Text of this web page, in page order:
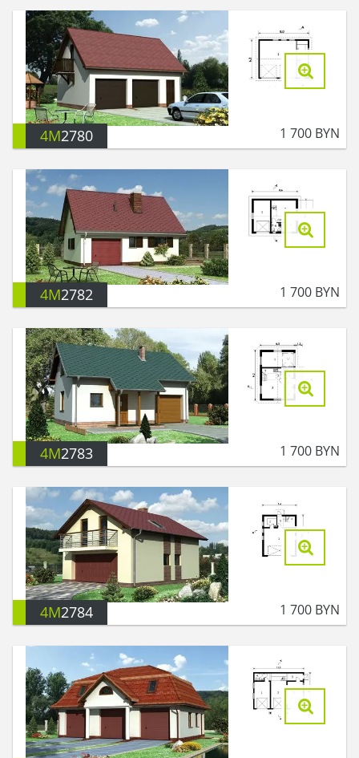
4M2780 1 700 BYN
4M2782 1 700 BYN
4M2783 1 700 BYN
4M2784 1 700 BYN